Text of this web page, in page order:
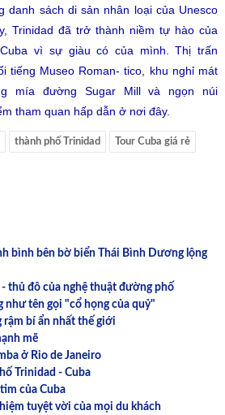
danh sách di sản nhân loại của Unesco
Trinidad đã trở thành niềm tự hào của
vì sự giàu có của mình. Thị trấn
tiếng Museo Roman- tico, khu nghỉ mát
mía đường Sugar Mill và ngọn núi
tham quan hấp dẫn ở nơi đây.
thành phố Trinidad Tour Cuba giá rẻ
bình bên bờ biển Thái Bình Dương lộng
thủ đô của nghệ thuật đường phố
như tên gọi "cổ họng của quỷ"
rậm bí ẩn nhất thế giới
mẽ
ở Rio de Janeiro
Trinidad - Cuba
của Cuba
tuyệt vời của mọi du khách